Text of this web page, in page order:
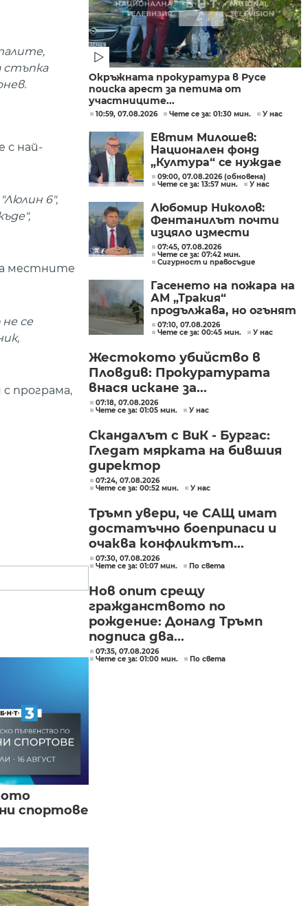
стъпка
с най-
6",
местните
се
програма,
спортове
Окръжната прокуратура в Русе
поиска арест за петима от
участниците...
10:59, 07.08.2026 Чете се за: 01:30 мин. У нас
Евтим Милошев:
Национален фонд
„Култура“ се нуждае
от законодателна
реформа, а процесите в
министерството ще
бъдат максимално
прозрачни
09:00, 07.08.2026 (обновена)
Чете се за: 13:57 мин.
У нас
Любомир Николов:
Фентанилът почти
изцяло измести
хероина, възможно е
разбитата
лаборатория да е
единствената у нас
07:45, 07.08.2026
Чете се за: 07:42 мин.
Сигурност и правосъдие
Гасенето на пожара на
АМ „Тракия“
продължава, но огънят
е локализиран
07:10, 07.08.2026
Чете се за: 00:45 мин.
У нас
Жестокото убийство в
Пловдив: Прокуратурата
внася искане за...
07:18, 07.08.2026
Чете се за: 01:05 мин.
У нас
Скандалът с ВиК - Бургас:
Гледат мярката на бившия
директор
07:24, 07.08.2026
Чете се за: 00:52 мин.
У нас
Тръмп увери, че САЩ имат
достатъчно боеприпаси и
очаква конфликтът...
07:30, 07.08.2026
Чете се за: 01:07 мин.
По света
Нов опит срещу
гражданството по
рождение: Доналд Тръмп
подписа два...
07:35, 07.08.2026
Чете се за: 01:00 мин.
По света